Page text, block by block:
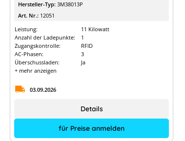
Hersteller-Typ: 3M38013P
Art. Nr.: 12051
Leistung:
11 Kilowatt
Anzahl der Ladepunkte:
1
Zugangskontrolle:
RFID
AC-Phasen:
3
Überschussladen:
Ja
+ mehr anzeigen
03.09.2026
für Preise anmelden
Details